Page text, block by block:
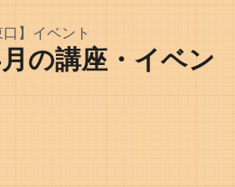
口】イベント
月の講座・イベン